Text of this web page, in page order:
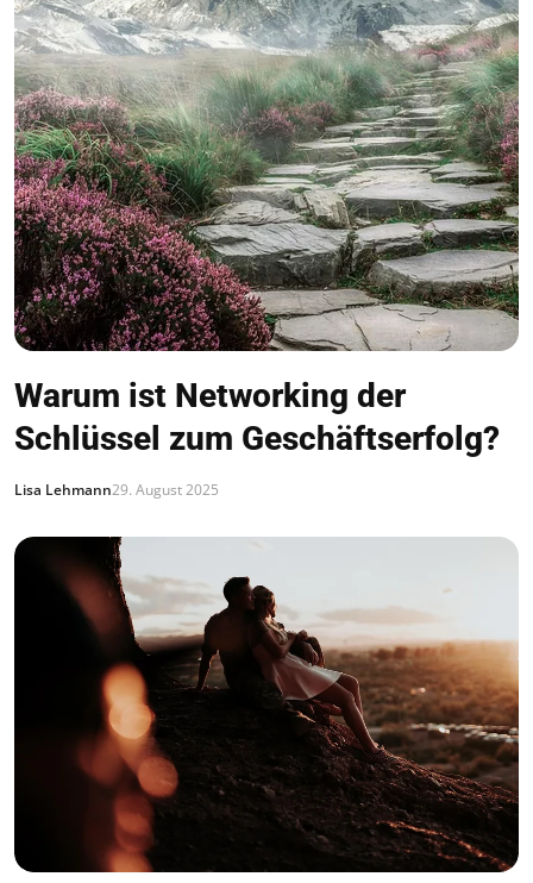
Warum ist Networking der
Schlüssel zum Geschäftserfolg?
Lisa Lehmann29. August 2025